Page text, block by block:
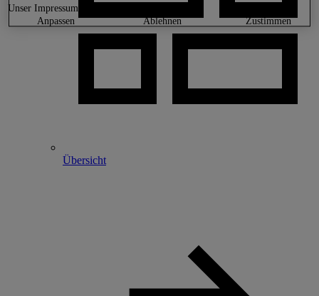
Übersicht
Unser Impressum finden Sie
ablehnen
zustimmen
anpassen